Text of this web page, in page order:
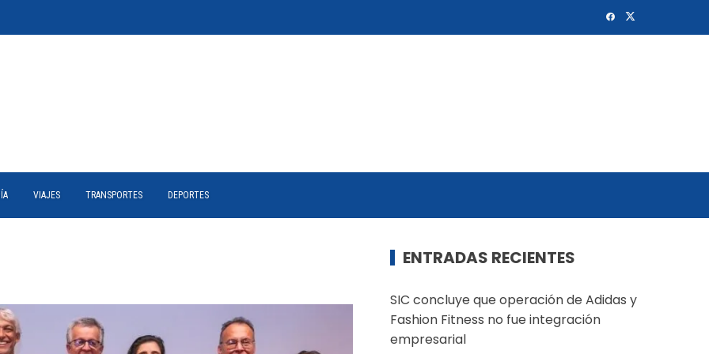
VIAJES TRANSPORTES DEPORTES
ENTRADAS RECIENTES
SIC concluye que operación de Adidas y
Fashion Fitness no fue integración
empresarial